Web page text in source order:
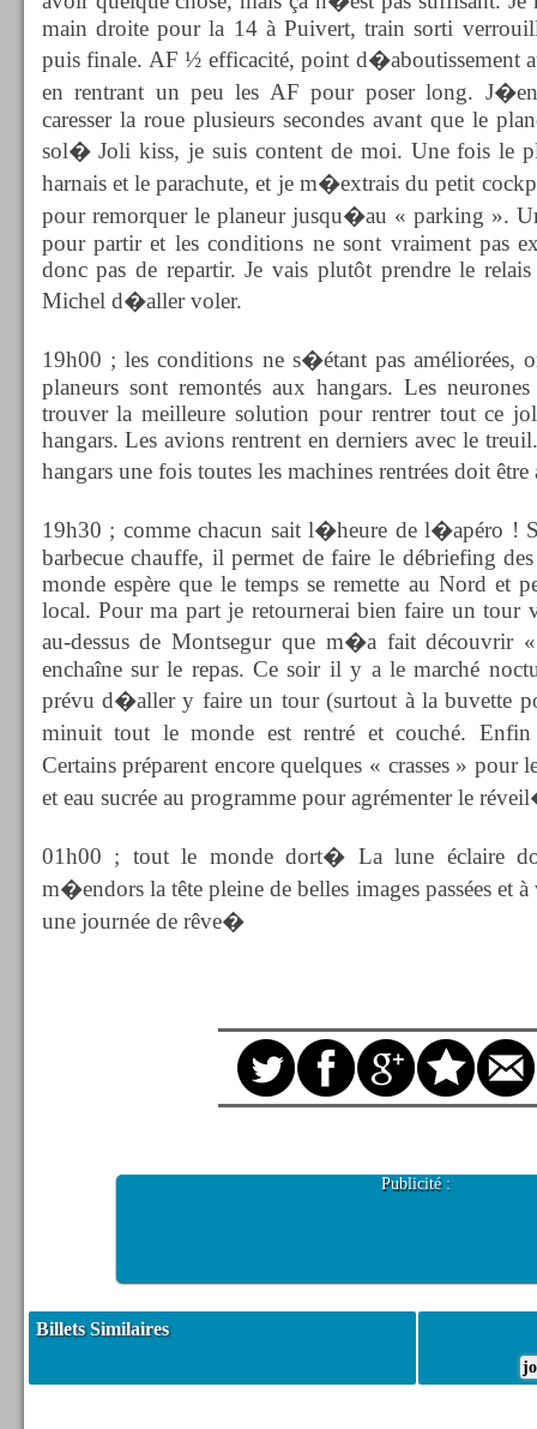
main droite pour la 14 à Puivert, train sorti
puis finale. AF ½ efficacité, point d�aboutissement
en rentrant un peu les AF pour poser long.
caresser la roue plusieurs secondes avant que le
sol� Joli kiss, je suis content de moi. Une fois le
harnais et le parachute, et je m�extrais du petit
pour remorquer le planeur jusqu�au « parking ».
pour partir et les conditions ne sont vraiment pas
donc pas de repartir. Je vais plutôt prendre le
Michel d�aller voler.
19h00 ; les conditions ne s�étant pas améliorées,
planeurs sont remontés aux hangars. Les
trouver la meilleure solution pour rentrer tout ce
hangars. Les avions rentrent en derniers avec le
hangars une fois toutes les machines rentrées doit
19h30 ; comme chacun sait l�heure de l�apéro !
barbecue chauffe, il permet de faire le débriefing
monde espère que le temps se remette au Nord et
local. Pour ma part je retournerai bien faire un tour
au-dessus de Montsegur que m�a fait
enchaîne sur le repas. Ce soir il y a le marché
prévu d�aller y faire un tour (surtout à la buvette
minuit tout le monde est rentré et couché.
Certains préparent encore quelques « crasses »
et eau sucrée au programme pour agrémenter le
01h00 ; tout le monde dort� La lune éclaire
m�endors la tête pleine de belles images passées et
une journée de rêve�
Publicité :
Billets Similaires